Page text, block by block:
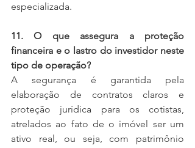
especializada.
11. O que assegura a proteção
financeira e o lastro do investidor neste
tipo de operação?
A segurança é garantida pela
elaboração de contratos claros e
proteção jurídica para os cotistas,
atrelados ao fato de o imóvel ser um
ativo real, ou seja, com patrimônio